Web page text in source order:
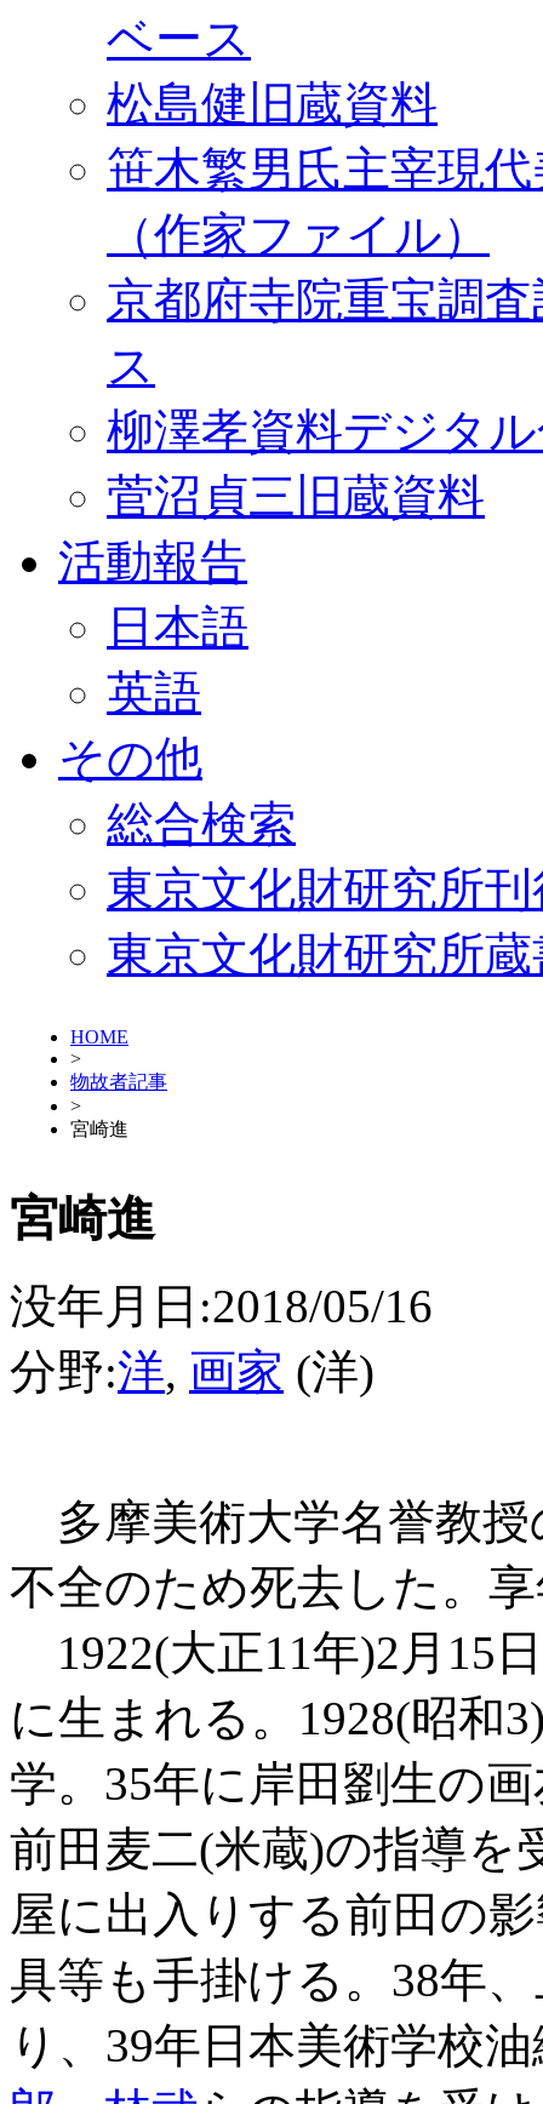
ベース
松島健旧蔵資料
笹木繁男氏主宰現
（作家ファイル）
京都府寺院重宝調
ス
柳澤孝資料デジタ
菅沼貞三旧蔵資料
活動報告
日本語
英語
その他
総合検索
東京文化財研究所
東京文化財研究所
HOME
>
物故者記事
>
宮崎進
宮崎進
没年月日:2018/05/16
分野:洋, 画家 (洋)
多摩美術大学名誉教授
不全のため死去した。
1922(大正11年)2月15
に生まれる。1928(昭和
学。35年に岸田劉生の
前田麦二(米蔵)の指導を
屋に出入りする前田の
具等も手掛ける。38年
り、39年日本美術学校